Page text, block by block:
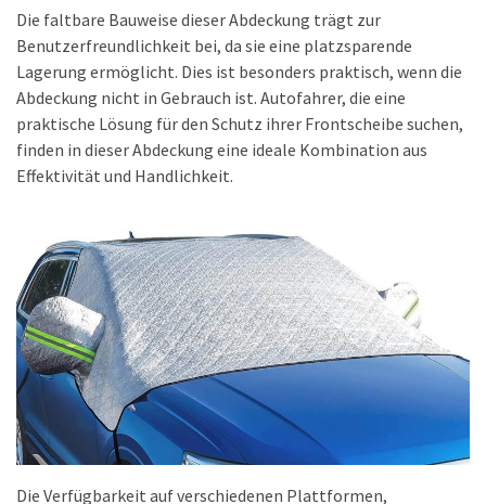
Die faltbare Bauweise dieser Abdeckung trägt zur
Benutzerfreundlichkeit bei, da sie eine platzsparende
Lagerung ermöglicht. Dies ist besonders praktisch, wenn die
Abdeckung nicht in Gebrauch ist. Autofahrer, die eine
praktische Lösung für den Schutz ihrer Frontscheibe suchen,
finden in dieser Abdeckung eine ideale Kombination aus
Effektivität und Handlichkeit.
Die Verfügbarkeit auf verschiedenen Plattformen,